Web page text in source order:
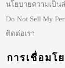
นโยบายความเป็น
Do Not Sell My
ติดต่อเรา
การเชื่อมโ